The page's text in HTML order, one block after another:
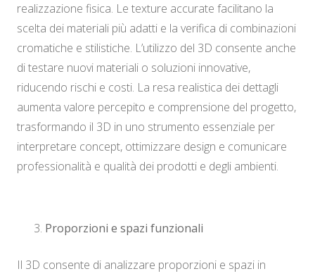
realizzazione fisica. Le texture accurate facilitano la
scelta dei materiali più adatti e la verifica di combinazioni
cromatiche e stilistiche. L’utilizzo del 3D consente anche
di testare nuovi materiali o soluzioni innovative,
riducendo rischi e costi. La resa realistica dei dettagli
aumenta valore percepito e comprensione del progetto,
trasformando il 3D in uno strumento essenziale per
interpretare concept, ottimizzare design e comunicare
professionalità e qualità dei prodotti e degli ambienti.
Proporzioni e spazi funzionali
Il 3D consente di analizzare proporzioni e spazi in